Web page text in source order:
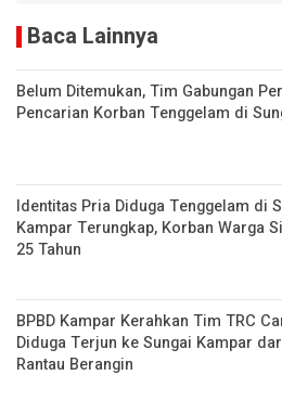
Baca Lainnya
Belum Ditemukan, Tim Gabungan
Pencarian Korban Tenggelam di
Identitas Pria Diduga Tenggelam di
Kampar Terungkap, Korban Warga
25 Tahun
BPBD Kampar Kerahkan Tim TRC
Diduga Terjun ke Sungai Kampar
Rantau Berangin